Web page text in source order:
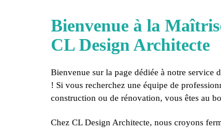
Bienvenue à la
CL Design Architecte
Bienvenue sur la page dédiée à notre service
! Si vous recherchez une équipe de
construction ou de rénovation, vous êtes au
Chez CL Design Architecte, nous croyons